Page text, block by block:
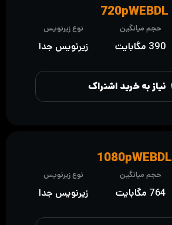
نیاز به خرید اشتراک
حجم میانگین
390 مگابایت
نوع زیرنویس
زیرنویس جدا
720pWEBDL
حجم میانگین
764 مگابایت
نوع زیرنویس
زیرنویس جدا
1080pWEBDL